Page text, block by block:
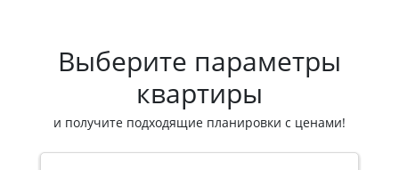
Выберите параметры
квартиры
и получите подходящие планировки с ценами!